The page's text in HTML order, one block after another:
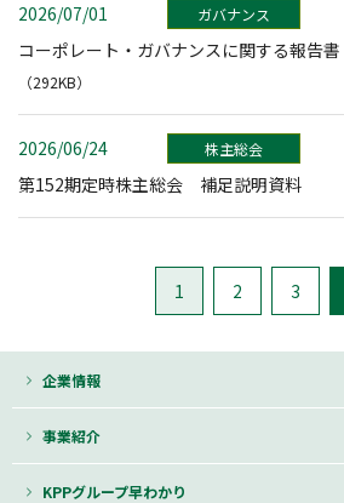
2026/07/01 ガバナンス
コーポレート・ガバナンスに関する報告
（292KB）
2026/06/24 株主総会
第152期定時株主総会 補足説明資料
1 2 3
企業情報
事業紹介
KPPグループ早わかり